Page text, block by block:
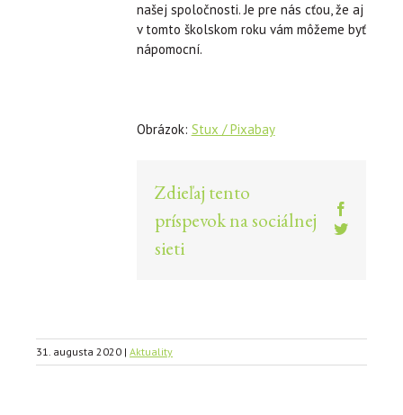
našej spoločnosti. Je pre nás cťou, že aj
v tomto školskom roku vám môžeme byť
nápomocní.
Obrázok: Stux / Pixabay
Zdieľaj tento
príspevok na sociálnej
sieti
Twitter
31. augusta 2020 | Aktuality